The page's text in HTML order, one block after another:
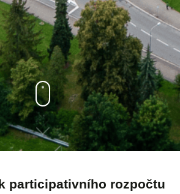
participativního rozpočtu